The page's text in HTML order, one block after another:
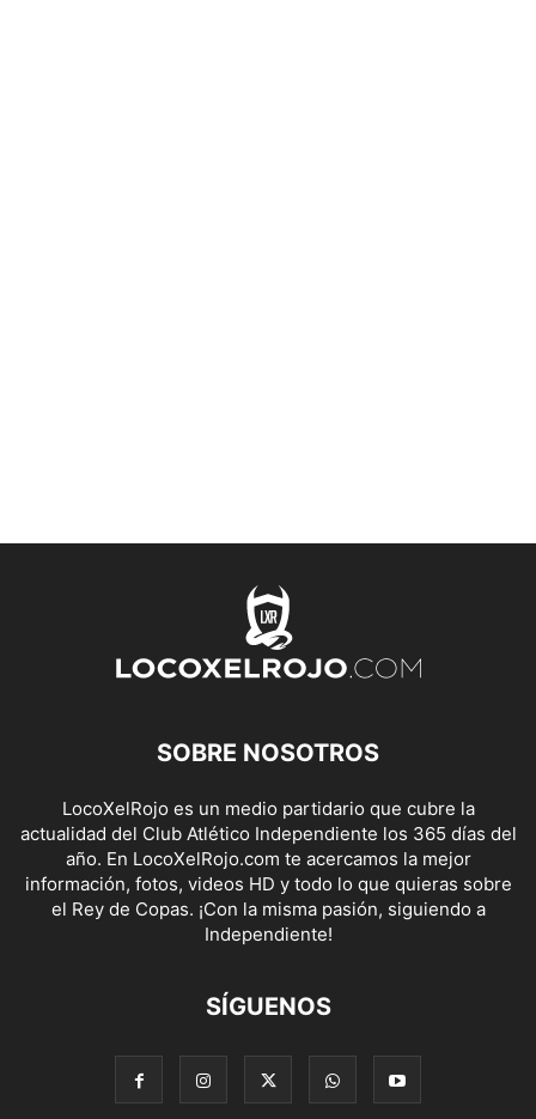
SOBRE NOSOTROS
LocoXelRojo es un medio partidario que cubre la
actualidad del Club Atlético Independiente los 365 días del
año. En LocoXelRojo.com te acercamos la mejor
información, fotos, videos HD y todo lo que quieras sobre
el Rey de Copas. ¡Con la misma pasión, siguiendo a
Independiente!
SÍGUENOS